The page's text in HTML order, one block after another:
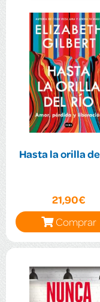
Hasta la orilla
21,90€
Comprar